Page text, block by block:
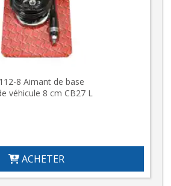
8 Aimant de base
véhicule 8 cm CB27 L
ACHETER